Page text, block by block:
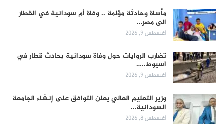
مأساة وحادثة مؤلمة .. وفاة أم سودانية في القطار
الى مصر…
أغسطس 9, 2026
تضارب الروايات حول وفاة سودانية بحادث قطار في
أسيوط..…
أغسطس 9, 2026
وزير التعليم العالي يعلن التوافق على إنشاء الجامعة
السودانية…
أغسطس 8, 2026